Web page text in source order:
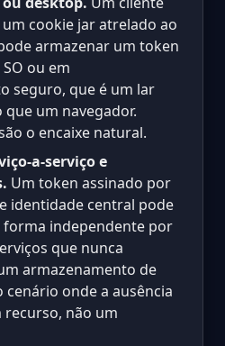
cookie jar atrelado ao
armazenar um token
ou em
seguro, que é um lar
um navegador.
o encaixe natural.
a-serviço e
Um token assinado por
identidade central pode
forma independente por
que nunca
armazenamento de
cenário onde a ausência
recurso, não um